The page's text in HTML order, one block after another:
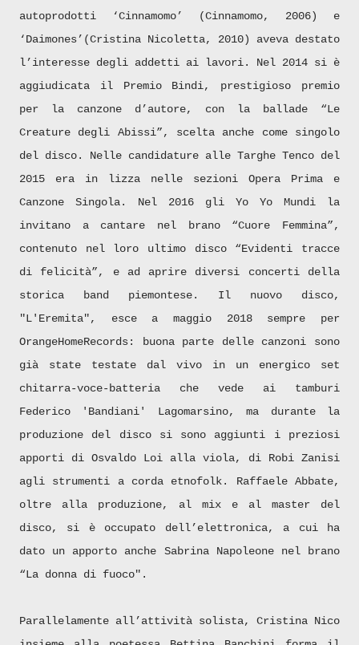
autoprodotti ‘Cinnamomo’ (Cinnamomo, 2006) e
‘Daimones’(Cristina Nicoletta, 2010) aveva destato
l’interesse degli addetti ai lavori. Nel 2014 si è
aggiudicata il Premio Bindi, prestigioso premio
per la canzone d’autore, con la ballade “Le
Creature degli Abissi”, scelta anche come singolo
del disco. Nelle candidature alle Targhe Tenco del
2015 era in lizza nelle sezioni Opera Prima e
Canzone Singola. Nel 2016 gli Yo Yo Mundi la
invitano a cantare nel brano “Cuore Femmina”,
contenuto nel loro ultimo disco “Evidenti tracce
di felicità”, e ad aprire diversi concerti della
storica band piemontese. Il nuovo disco,
"L'Eremita", esce a maggio 2018 sempre per
OrangeHomeRecords: buona parte delle canzoni sono
già state testate dal vivo in un energico set
chitarra-voce-batteria che vede ai tamburi
Federico 'Bandiani' Lagomarsino, ma durante la
produzione del disco si sono aggiunti i preziosi
apporti di Osvaldo Loi alla viola, di Robi Zanisi
agli strumenti a corda etnofolk. Raffaele Abbate,
oltre alla produzione, al mix e al master del
disco, si è occupato dell’elettronica, a cui ha
dato un apporto anche Sabrina Napoleone nel brano
“La donna di fuoco".
Parallelamente all’attività solista, Cristina Nico